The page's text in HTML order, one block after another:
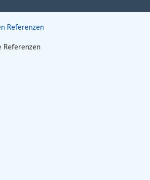
Referenzen